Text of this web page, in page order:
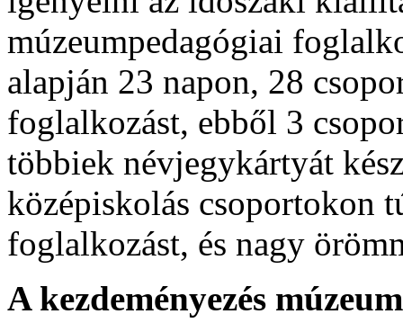
múzeumpedagógiai
alapján 23 napon, 28
foglalkozást, ebből 3
többiek névjegykártyát
középiskolás csoportokon
foglalkozást, és nagy
A kezdeményezés